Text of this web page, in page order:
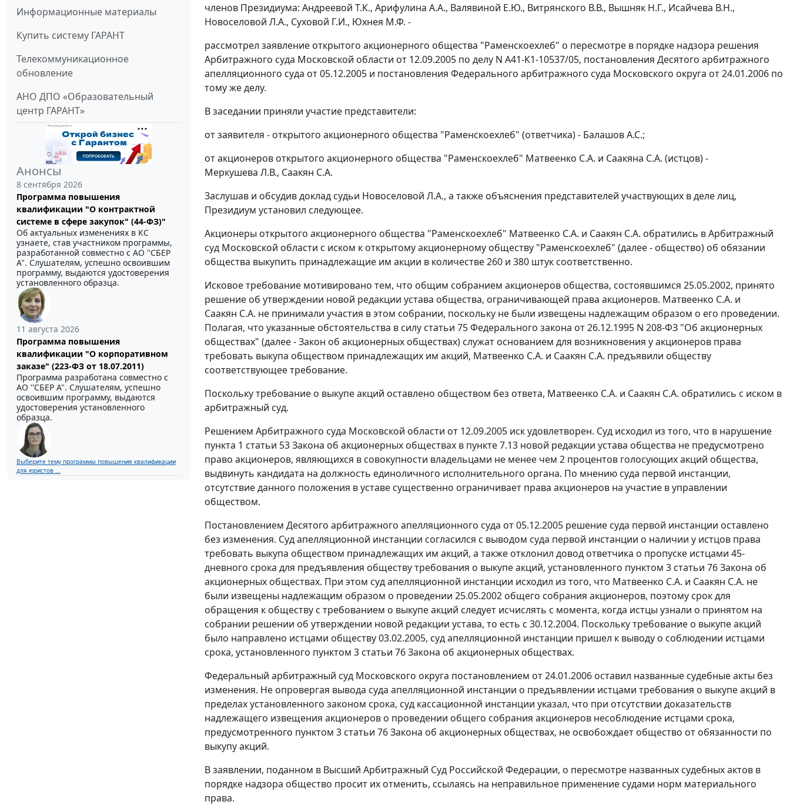
Информационные материалы
Купить систему ГАРАНТ
Телекоммуникационное
обновление
АНО ДПО «Образовательный
центр ГАРАНТ»
Анонсы
8 сентября 2026
Программа повышения
квалификации "О контрактной
системе в сфере закупок" (44-ФЗ)"
Об актуальных изменениях в КС
узнаете, став участником программы,
разработанной совместно с АО ''СБЕР
А". Слушателям, успешно освоившим
программу, выдаются удостоверения
установленного образца.
11 августа 2026
Программа повышения
квалификации "О корпоративном
заказе" (223-ФЗ от 18.07.2011)
Программа разработана совместно с
АО ''СБЕР А". Слушателям, успешно
освоившим программу, выдаются
удостоверения установленного
образца.
Выберите тему программы повышения квалификации
для юристов ...
членов Президиума: Андреевой Т.К., Арифулина А.А., Валявиной Е.Ю., Витрянского В.В., Вышняк Н.Г., Исайчева В.Н.,
Новоселовой Л.А., Суховой Г.И., Юхнея М.Ф. -
рассмотрел заявление открытого акционерного общества "Раменскоехлеб" о пересмотре в порядке надзора решения
Арбитражного суда Московской области от 12.09.2005 по делу N А41-К1-10537/05, постановления Десятого арбитражного
апелляционного суда от 05.12.2005 и постановления Федерального арбитражного суда Московского округа от 24.01.2006 по
тому же делу.
В заседании приняли участие представители:
от заявителя - открытого акционерного общества "Раменскоехлеб" (ответчика) - Балашов А.С.;
от акционеров открытого акционерного общества "Раменскоехлеб" Матвеенко С.А. и Саакяна С.А. (истцов) -
Меркушева Л.В., Саакян С.А.
Заслушав и обсудив доклад судьи Новоселовой Л.А., а также объяснения представителей участвующих в деле лиц,
Президиум установил следующее.
Акционеры открытого акционерного общества "Раменскоехлеб" Матвеенко С.А. и Саакян С.А. обратились в Арбитражный
суд Московской области с иском к открытому акционерному обществу "Раменскоехлеб" (далее - общество) об обязании
общества выкупить принадлежащие им акции в количестве 260 и 380 штук соответственно.
Исковое требование мотивировано тем, что общим собранием акционеров общества, состоявшимся 25.05.2002, принято
решение об утверждении новой редакции устава общества, ограничивающей права акционеров. Матвеенко С.А. и
Саакян С.А. не принимали участия в этом собрании, поскольку не были извещены надлежащим образом о его проведении.
Полагая, что указанные обстоятельства в силу статьи 75Федерального закона от 26.12.1995 N 208-ФЗ "Об акционерных
обществах" (далее - Закон об акционерных обществах) служат основанием для возникновения у акционеров права
требовать выкупа обществом принадлежащих им акций, Матвеенко С.А. и Саакян С.А. предъявили обществу
соответствующее требование.
Поскольку требование о выкупе акций оставлено обществом без ответа, Матвеенко С.А. и Саакян С.А. обратились с иском в
арбитражный суд.
Решением Арбитражного суда Московской области от 12.09.2005 иск удовлетворен. Суд исходил из того, что в нарушение
пункта 1 статьи 53Закона об акционерных обществах в пункте 7.13 новой редакции устава общества не предусмотрено
право акционеров, являющихся в совокупности владельцами не менее чем 2 процентов голосующих акций общества,
выдвинуть кандидата на должность единоличного исполнительного органа. По мнению суда первой инстанции,
отсутствие данного положения в уставе существенно ограничивает права акционеров на участие в управлении
обществом.
Постановлением Десятого арбитражного апелляционного суда от 05.12.2005 решение суда первой инстанции оставлено
без изменения. Суд апелляционной инстанции согласился с выводом суда первой инстанции о наличии у истцов права
требовать выкупа обществом принадлежащих им акций, а также отклонил довод ответчика о пропуске истцами 45-
дневного срока для предъявления обществу требования о выкупе акций, установленного пунктом 3 статьи 76Закона об
акционерных обществах. При этом суд апелляционной инстанции исходил из того, что Матвеенко С.А. и Саакян С.А. не
были извещены надлежащим образом о проведении 25.05.2002 общего собрания акционеров, поэтому срок для
обращения к обществу с требованием о выкупе акций следует исчислять с момента, когда истцы узнали о принятом на
собрании решении об утверждении новой редакции устава, то есть с 30.12.2004. Поскольку требование о выкупе акций
было направлено истцами обществу 03.02.2005, суд апелляционной инстанции пришел к выводу о соблюдении истцами
срока, установленного пунктом 3 статьи 76Закона об акционерных обществах.
Федеральный арбитражный суд Московского округа постановлением от 24.01.2006 оставил названные судебные акты без
изменения. Не опровергая вывода суда апелляционной инстанции о предъявлении истцами требования о выкупе акций в
пределах установленного законом срока, суд кассационной инстанции указал, что при отсутствии доказательств
надлежащего извещения акционеров о проведении общего собрания акционеров несоблюдение истцами срока,
предусмотренного пунктом 3 статьи 76Закона об акционерных обществах, не освобождает общество от обязанности по
выкупу акций.
В заявлении, поданном в Высший Арбитражный Суд Российской Федерации, о пересмотре названных судебных актов в
порядке надзора общество просит их отменить, ссылаясь на неправильное применение судами норм материального
права.